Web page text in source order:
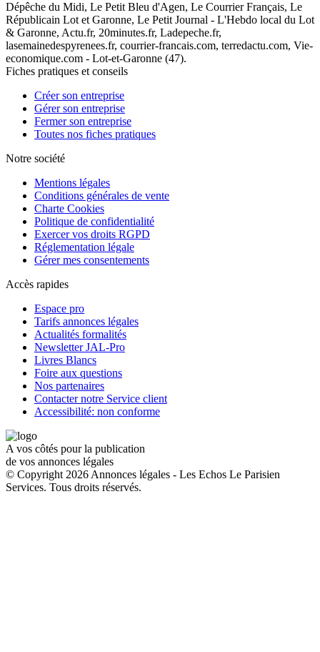
Dépêche du Midi, Le Petit Bleu d'Agen, Le Courrier Français, Le
Républicain Lot et Garonne, Le Petit Journal - L'Hebdo local du Lot
& Garonne, Actu.fr, 20minutes.fr, Ladepeche.fr,
lasemainedespyrenees.fr, courrier-francais.com, terredactu.com, Vie-
economique.com - Lot-et-Garonne (47).
Fiches pratiques et conseils
Créer son entreprise
Gérer son entreprise
Fermer son entreprise
Toutes nos fiches pratiques
Notre société
Mentions légales
Conditions générales de vente
Charte Cookies
Politique de confidentialité
Exercer vos droits RGPD
Réglementation légale
Gérer mes consentements
Accès rapides
Espace pro
Tarifs annonces légales
Actualités formalités
Newsletter JAL-Pro
Livres Blancs
Foire aux questions
Nos partenaires
Contacter notre Service client
Accessibilité: non conforme
A vos côtés pour la publication
de vos annonces légales
© Copyright 2026 Annonces légales - Les Echos Le Parisien
Services. Tous droits réservés.